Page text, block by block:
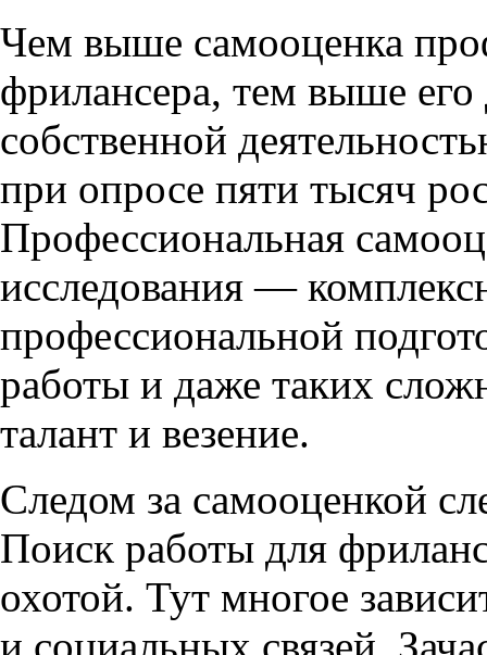
Чем выше самооценка
фрилансера, тем выше его
собственной
при опросе пяти тысяч
Профессиональная
исследования —
профессиональной
работы и даже таких
талант и везение.
Следом за самооценкой
Поиск работы для
охотой. Тут многое
и социальных связей.